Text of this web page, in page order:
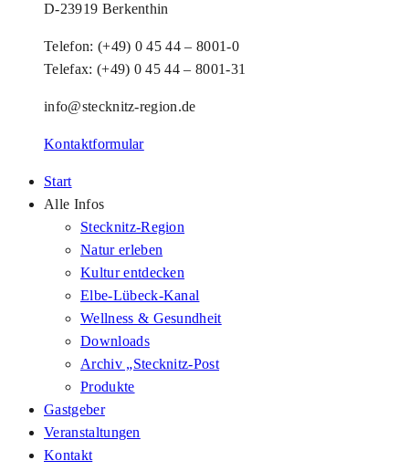
D-23919 Berkenthin
Telefon: (+49) 0 45 44 – 8001-0
Telefax: (+49) 0 45 44 – 8001-31
info@stecknitz-region.de
Kontaktformular
Start
Alle Infos
Stecknitz-Region
Natur erleben
Kultur entdecken
Elbe-Lübeck-Kanal
Wellness & Gesundheit
Downloads
Archiv „Stecknitz-Post
Produkte
Gastgeber
Veranstaltungen
Kontakt